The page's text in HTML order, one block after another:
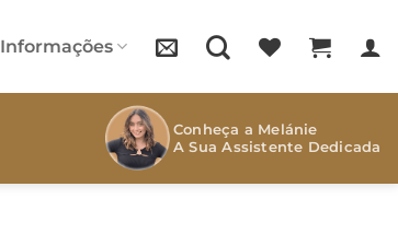
Informações
Conheça a Melánie
A Sua Assistente Dedicada